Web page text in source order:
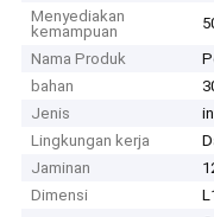
Menyediakan
kemampuan
Nama Produk
bahan
Jenis
Lingkungan kerja
Jaminan
Dimensi